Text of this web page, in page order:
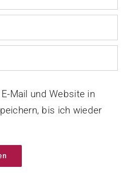
Mail und Website in
bis ich wieder